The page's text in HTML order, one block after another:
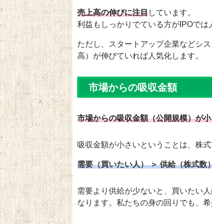
売上高の伸びに注目しています。
利益もしっかりでている方がIPOでは
ただし、スタートアップ企業などシ
高）が伸びていれば人気化します。
市場からの吸収金額
市場からの吸収金額（公開規模）が
吸収金額が小さいということは、株
需要（買いたい人） ＞ 供給（株式数
需要より供給が少ないと、買いたい
なります。私たちの身の回りでも、